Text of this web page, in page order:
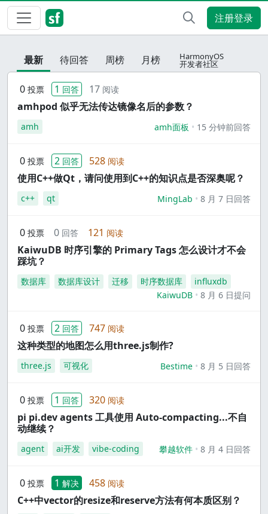
注册登录
最新 待回答 周榜 月榜 HarmonyOS
开发者社区
0 投票 1 回答 17 阅读
amhpod 似乎无法传达镜像名后的参数？
amh amh面板 15 分钟前回答
0 投票 2 回答 528 阅读
使用C++做Qt，请问使用到C++的知识点是否深奥呢？
c++ qt MingLab 8 月 7 日回答
0 投票 0 回答 121 阅读
KaiwuDB 时序引擎的 Primary Tags 怎么设计才不会
踩坑？
数据库 数据库设计 迁移 时序数据库
influxdb
KaiwuDB
8 月 6 日提问
0 投票 2 回答 747 阅读
这种类型的地图怎么用three.js制作?
three.js 可视化 Bestime 8 月 5 日回答
0 投票 1 回答 320 阅读
pi pi.dev agents 工具使用 Auto-compacting...不自
动继续？
agent ai开发 vibe-coding 攀越软件 8 月 4 日回答
0 投票 1 解决 458 阅读
C++中vector的resize和reserve方法有何本质区别？